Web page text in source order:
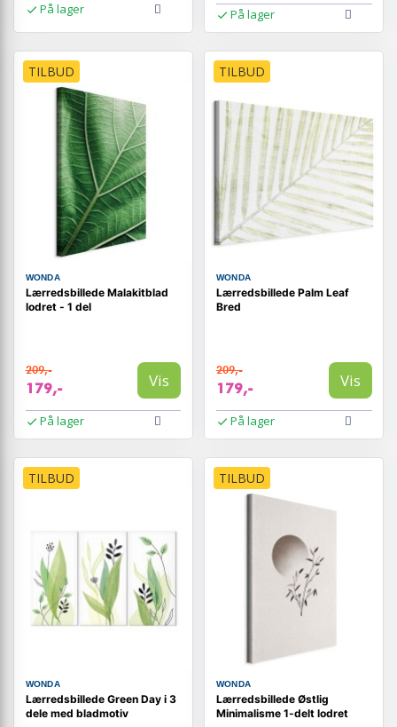
På lager På lager
TILBUD
WONDA
Lærredsbillede Malakitblad
lodret - 1 del
209,-
179,- Vis
På lager
TILBUD
WONDA
Lærredsbillede Palm Leaf
Bred
209,-
179,- Vis
På lager
TILBUD
WONDA
Lærredsbillede Green Day i 3
dele med bladmotiv
TILBUD
WONDA
Lærredsbillede Østlig
Minimalisme 1-delt lodret